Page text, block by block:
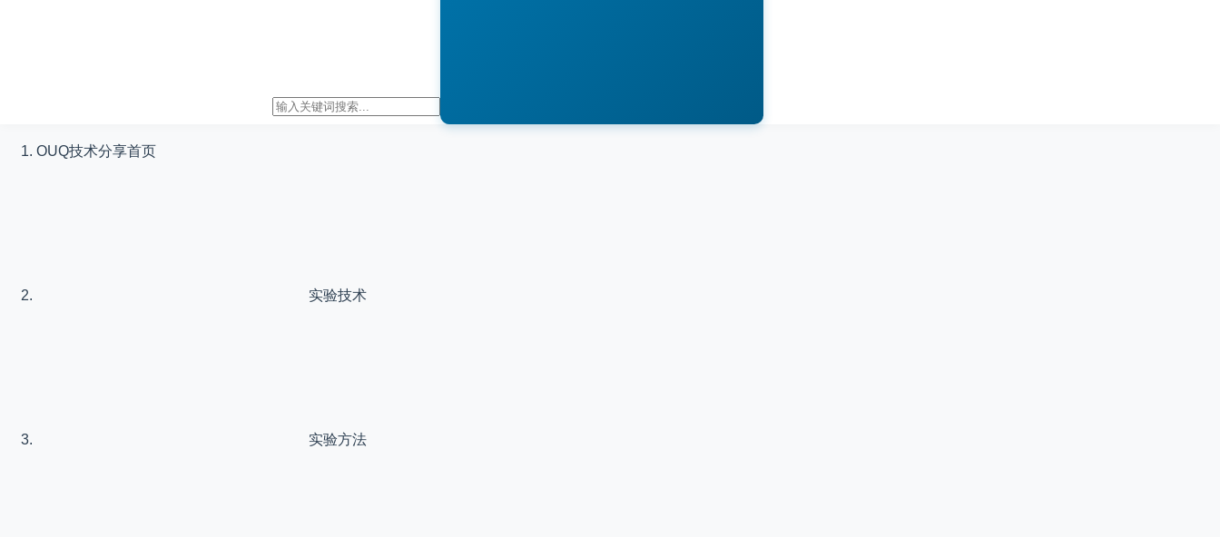
OUQ技术分享首页
实验技术
实验方法